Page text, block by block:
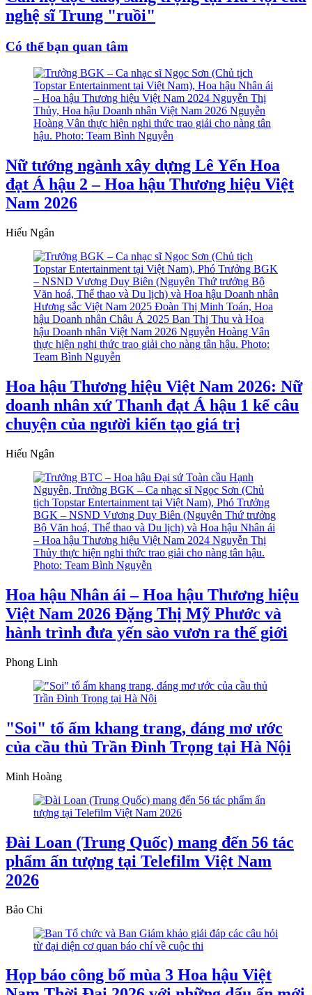
nghệ sĩ Trung "ruồi"
Có thể bạn quan tâm
Nữ tướng ngành xây dựng Lê Yến Hoa
đạt Á hậu 2 – Hoa hậu Thương hiệu Việt
Nam 2026
Hiếu Ngân
Hoa hậu Thương hiệu Việt Nam 2026: Nữ
doanh nhân xứ Thanh đạt Á hậu 1 kể câu
chuyện của người kiến tạo giá trị
Hiếu Ngân
Hoa hậu Nhân ái – Hoa hậu Thương hiệu
Việt Nam 2026 Đặng Thị Mỹ Phước và
hành trình đưa yến sào vươn ra thế giới
Phong Linh
"Soi" tổ ấm khang trang, đáng mơ ước
của cầu thủ Trần Đình Trọng tại Hà Nội
Minh Hoàng
Đài Loan (Trung Quốc) mang đến 56 tác
phẩm ấn tượng tại Telefilm Việt Nam
2026
Bảo Chi
Họp báo công bố mùa 3 Hoa hậu Việt